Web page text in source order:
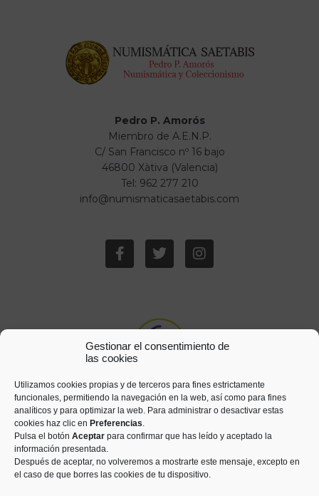
Gestionar el consentimiento de
las cookies
Utilizamos cookies propias y de terceros para fines estrictamente
funcionales, permitiendo la navegación en la web, así como para fines
analíticos y para optimizar la web. Para administrar o desactivar estas
cookies haz clic en Preferencias.
Pulsa el botón Aceptar para confirmar que has leído y aceptado la
información presentada.
Después de aceptar, no volveremos a mostrarte este mensaje, excepto en
el caso de que borres las cookies de tu dispositivo.
Pedro P. Amorós
Miembro de A.E.N.P.
C/ San Francisco nº 16 bajo
46800 Xàtiva (Valencia)
Tel: 962 277 210
info@numismaticasaetabis.com